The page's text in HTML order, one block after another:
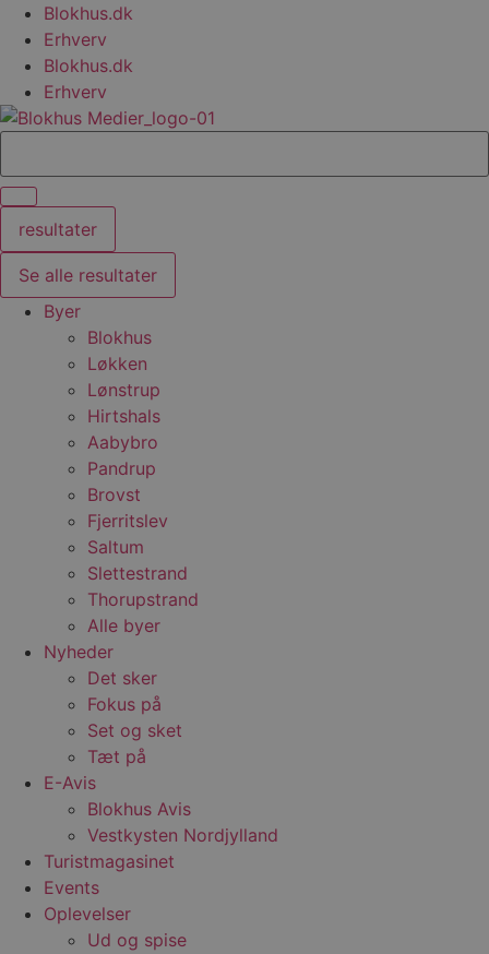
Videre
indhold
Blokhus.dk
Erhverv
Blokhus.dk
Erhverv
Search
resultater
Se alle resultater
Byer
Blokhus
Løkken
Lønstrup
Hirtshals
Aabybro
Pandrup
Brovst
Fjerritslev
Saltum
Slettestrand
Thorupstrand
Alle byer
Nyheder
Det sker
Fokus på
Set og sket
Tæt på
E-Avis
Blokhus Avis
Vestkysten Nordjylland
Turistmagasinet
Events
Oplevelser
Ud og spise